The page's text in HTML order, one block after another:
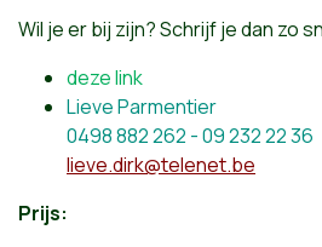
Wil je er bij zijn? Schrijf je dan zo
deze link
Lieve Parmentier
0498 882 262 - 09 232 22 36
lieve.dirk@telenet.be
Prijs: